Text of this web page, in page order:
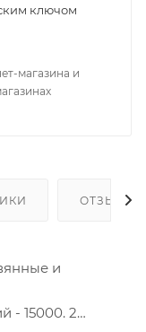
ключом
магазина и
ОТЗЫВЫ
и
- 15000. 2